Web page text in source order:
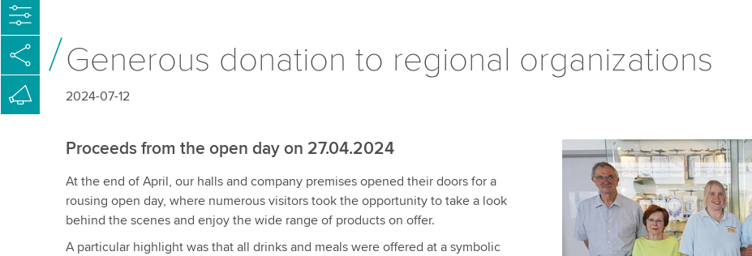
Generous donation to regional organizations
2024-07-12
Proceeds from the open day on 27.04.2024
At the end of April, our halls and company premises opened their doors for a
rousing open day, where numerous visitors took the opportunity to take a look
behind the scenes and enjoy the wide range of products on offer.
A particular highlight was that all drinks and meals were offered at a symbolic